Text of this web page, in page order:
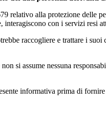
relativo alla protezione delle
interagiscono con i servizi resi
raccogliere e trattare i
si assume nessuna
informativa prima di